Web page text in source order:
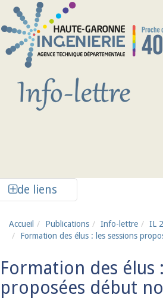
Aller au contenu principal
de liens
Accueil Publications Info-lettre IL
Formation des élus : les sessions
Formation des élus
proposées début